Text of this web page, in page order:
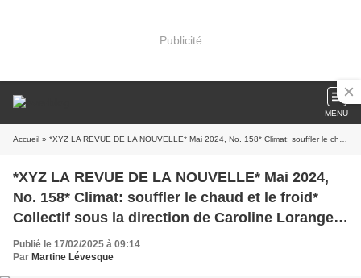
Publicité
MENU
Accueil » *XYZ LA REVUE DE LA NOUVELLE* Mai 2024, No. 158* Climat: souffler le chaud et le froid* Collectif sous la direction de Caroline Loranger* par Martine Lévesque*
*XYZ LA REVUE DE LA NOUVELLE* Mai 2024,
No. 158* Climat: souffler le chaud et le froid*
Collectif sous la direction de Caroline Loranger*
par Martine Lévesque*
Publié le 17/02/2025 à 09:14
Par Martine Lévesque